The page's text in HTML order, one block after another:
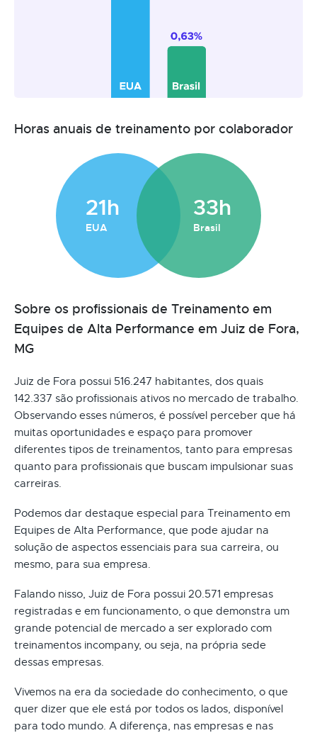
Horas anuais de treinamento por colaborador
21h
EUA
33h
Brasil
Sobre os profissionais de Treinamento em
Equipes de Alta Performance em Juiz de Fora,
MG
Juiz de Fora possui 516.247 habitantes, dos quais
142.337 são profissionais ativos no mercado de trabalho.
Observando esses números, é possível perceber que há
muitas oportunidades e espaço para promover
diferentes tipos de treinamentos, tanto para empresas
quanto para profissionais que buscam impulsionar suas
carreiras.
Podemos dar destaque especial para Treinamento em
Equipes de Alta Performance, que pode ajudar na
solução de aspectos essenciais para sua carreira, ou
mesmo, para sua empresa.
Falando nisso, Juiz de Fora possui 20.571 empresas
registradas e em funcionamento, o que demonstra um
grande potencial de mercado a ser explorado com
treinamentos incompany, ou seja, na própria sede
dessas empresas.
Vivemos na era da sociedade do conhecimento, o que
quer dizer que ele está por todos os lados, disponível
para todo mundo. A diferença, nas empresas e nas